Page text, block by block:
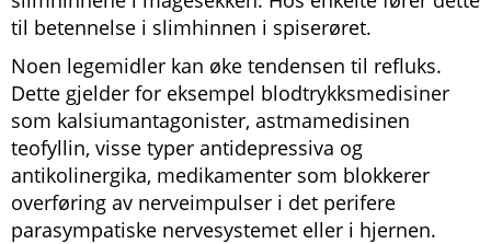
til betennelse i slimhinnen i spiserøret.
Noen legemidler kan øke tendensen til refluks.
Dette gjelder for eksempel blodtrykksmedisiner
som kalsiumantagonister, astmamedisinen
teofyllin, visse typer antidepressiva og
antikolinergika, medikamenter som blokkerer
overføring av nerveimpulser i det perifere
parasympatiske nervesystemet eller i hjernen.